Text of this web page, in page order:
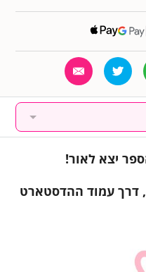
יצא לאור!
דרך עמוד ההדסטארט